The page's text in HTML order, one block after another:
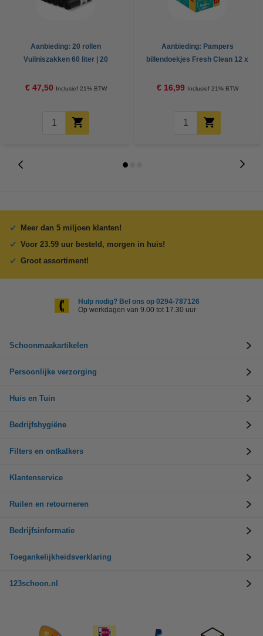
Aanbieding: 20 rollen
Vuilniszakken 60 liter | 20
123schoon
€ 47,50 Inclusief 21% BTW
Aanbieding: Pampers
billendoekjes Fresh Clean 12 x
€ 16,99 Inclusief 21% BTW
Meer dan 5 miljoen klanten!
Voor 23.59 uur besteld, morgen in huis!
Groot assortiment!
Hulp nodig? Bel ons op 0294-787126
Op werkdagen van 9.00 tot 17.30 uur
Schoonmaakartikelen
Persoonlijke verzorging
Huis en Tuin
Bedrijfshygiëne
Filters en ontkalkers
Klantenservice
Ruilen en retourneren
Bedrijfsinformatie
Toegankelijkheidsverklaring
123schoon.nl